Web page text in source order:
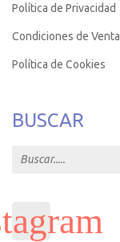
Política de Privacidad
Condiciones de Venta
Política de Cookies
BUSCAR
Search for: